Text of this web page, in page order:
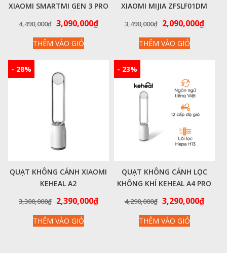
XIAOMI SMARTMI GEN 3 PRO
4,490,000₫ Giá
là:
3,090,000₫Giá
3,090,000₫.
THÊM VÀO GIỎ
XIAOMI MIJIA ZFSLF01DM
3,490,000₫ Giá
là:
2,090,000₫Giá
THÊM VÀO GIỎ
- 28%
QUẠT KHÔNG CÁNH XIAOMI
KEHEAL A2
3,300,000₫ Giá
là:
2,390,000₫Giá
THÊM VÀO GIỎ
- 23%
QUẠT KHÔNG CÁNH LỌC
KHÔNG KHÍ KEHEAL A4 PRO
4,290,000₫ Giá
là:
3,290,000₫Giá
THÊM VÀO GIỎ